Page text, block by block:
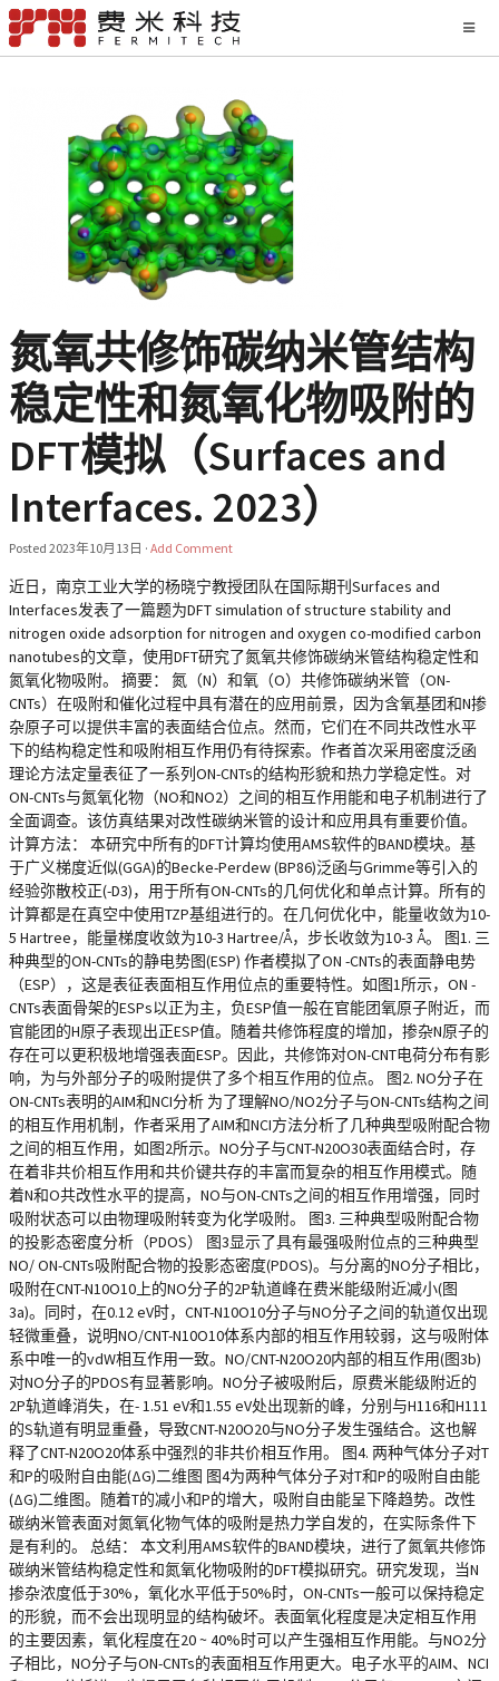
氮氧共修饰碳纳米管结构
稳定性和氮氧化物吸附的
DFT模拟（Surfaces and
Interfaces. 2023）
Posted 2023年10月13日 · Add Comment
近日，南京工业大学的杨晓宁教授团队在国际期刊Surfaces and
Interfaces发表了一篇题为DFT simulation of structure stability and
nitrogen oxide adsorption for nitrogen and oxygen co-modified carbon
nanotubes的文章，使用DFT研究了氮氧共修饰碳纳米管结构稳定性和
氮氧化物吸附。 摘要： 氮（N）和氧（O）共修饰碳纳米管（ON-
CNTs）在吸附和催化过程中具有潜在的应用前景，因为含氧基团和N掺
杂原子可以提供丰富的表面结合位点。然而，它们在不同共改性水平
下的结构稳定性和吸附相互作用仍有待探索。作者首次采用密度泛函
理论方法定量表征了一系列ON-CNTs的结构形貌和热力学稳定性。对
ON-CNTs与氮氧化物（NO和NO2）之间的相互作用能和电子机制进行了
全面调查。该仿真结果对改性碳纳米管的设计和应用具有重要价值。
计算方法： 本研究中所有的DFT计算均使用AMS软件的BAND模块。基
于广义梯度近似(GGA)的Becke-Perdew (BP86)泛函与Grimme等引入的
经验弥散校正(-D3)，用于所有ON-CNTs的几何优化和单点计算。所有的
计算都是在真空中使用TZP基组进行的。在几何优化中，能量收敛为10-
5 Hartree，能量梯度收敛为10-3 Hartree/Å，步长收敛为10-3 Å。 图1. 三
种典型的ON-CNTs的静电势图(ESP) 作者模拟了ON -CNTs的表面静电势
（ESP），这是表征表面相互作用位点的重要特性。如图1所示，ON -
CNTs表面骨架的ESPs以正为主，负ESP值一般在官能团氧原子附近，而
官能团的H原子表现出正ESP值。随着共修饰程度的增加，掺杂N原子的
存在可以更积极地增强表面ESP。因此，共修饰对ON-CNT电荷分布有影
响，为与外部分子的吸附提供了多个相互作用的位点。 图2. NO分子在
ON-CNTs表明的AIM和NCI分析 为了理解NO/NO2分子与ON-CNTs结构之间
的相互作用机制，作者采用了AIM和NCI方法分析了几种典型吸附配合物
之间的相互作用，如图2所示。NO分子与CNT-N20O30表面结合时，存
在着非共价相互作用和共价键共存的丰富而复杂的相互作用模式。随
着N和O共改性水平的提高，NO与ON-CNTs之间的相互作用增强，同时
吸附状态可以由物理吸附转变为化学吸附。 图3. 三种典型吸附配合物
的投影态密度分析（PDOS） 图3显示了具有最强吸附位点的三种典型
NO/ ON-CNTs吸附配合物的投影态密度(PDOS)。与分离的NO分子相比，
吸附在CNT-N10O10上的NO分子的2P轨道峰在费米能级附近减小(图
3a)。同时，在0.12 eV时，CNT-N10O10分子与NO分子之间的轨道仅出现
轻微重叠，说明NO/CNT-N10O10体系内部的相互作用较弱，这与吸附体
系中唯一的vdW相互作用一致。NO/CNT-N20O20内部的相互作用(图3b)
对NO分子的PDOS有显著影响。NO分子被吸附后，原费米能级附近的
2P轨道峰消失，在- 1.51 eV和1.55 eV处出现新的峰，分别与H116和H111
的S轨道有明显重叠，导致CNT-N20O20与NO分子发生强结合。这也解
释了CNT-N20O20体系中强烈的非共价相互作用。 图4. 两种气体分子对T
和P的吸附自由能(ΔG)二维图 图4为两种气体分子对T和P的吸附自由能
(ΔG)二维图。随着T的减小和P的增大，吸附自由能呈下降趋势。改性
碳纳米管表面对氮氧化物气体的吸附是热力学自发的，在实际条件下
是有利的。 总结： 本文利用AMS软件的BAND模块，进行了氮氧共修饰
碳纳米管结构稳定性和氮氧化物吸附的DFT模拟研究。研究发现，当N
掺杂浓度低于30%，氧化水平低于50%时，ON-CNTs一般可以保持稳定
的形貌，而不会出现明显的结构破坏。表面氧化程度是决定相互作用
的主要因素，氧化程度在20 ~ 40%时可以产生强相互作用能。与NO2分
子相比，NO分子与ON-CNTs的表面相互作用更大。电子水平的AIM、NCI